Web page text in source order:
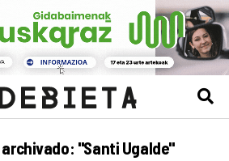
"Santi Ugalde"